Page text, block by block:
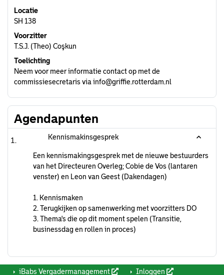
Locatie
SH 138
Voorzitter
T.S.J. (Theo) Coşkun
Toelichting
Neem voor meer informatie contact op met de
commissiesecretaris via info@griffie.rotterdam.nl
Agendapunten
Kennismakinsgesprek
Een kennismakingsgesprek met de nieuwe bestuurders
van het Directeuren Overleg; Cobie de Vos (lantaren
venster) en Leon van Geest (Dakendagen)
1. Kennismaken
2. Terugkijken op samenwerking met voorzitters DO
3. Thema's die op dit moment spelen (Transitie,
businessdag en rollen in proces)
iBabs Vergadermanagement Inloggen